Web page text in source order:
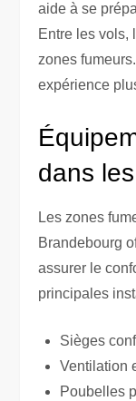
aide à se
Entre les vols,
zones
expérience
dans
Les zones
Brandebourg
assurer le
principales
Sièges
Ventilation
Poubelles